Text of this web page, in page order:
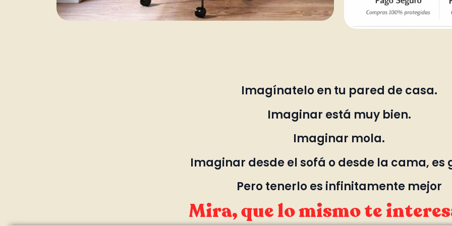
Imagínatelo en tu pared de casa.
Imaginar está muy bien.
Imaginar mola.
Imaginar desde el sofá o desde la cama, es
Pero tenerlo es infinitamente mejor
Mira, que lo mismo te